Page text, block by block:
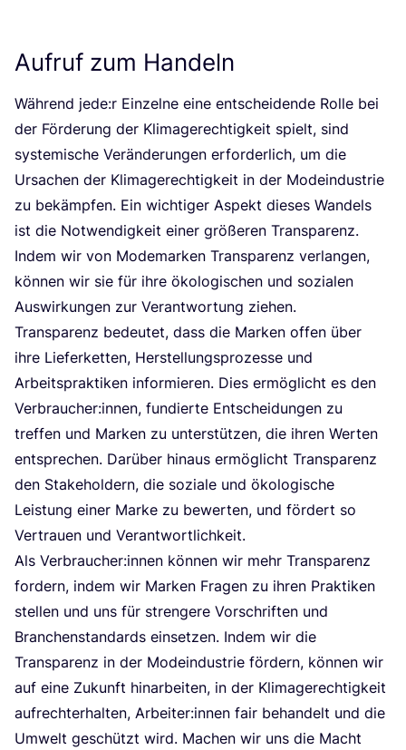
Aufruf zum Handeln
Wäh­rend jede:r Ein­zel­ne eine ent­schei­den­de Rol­le bei
der För­de­rung der Kli­ma­ge­rech­tig­keit spielt, sind
sys­te­mi­sche Ver­än­de­run­gen erfor­der­lich, um die
Ursa­chen der Kli­ma­ge­rech­tig­keit in der Mode­indus­trie
zu bekämp­fen. Ein wich­ti­ger Aspekt die­ses Wan­dels
ist die Not­wen­dig­keit einer grö­ße­ren Trans­pa­renz.
Indem wir von Mode­mar­ken Trans­pa­renz ver­lan­gen,
kön­nen wir sie für ihre öko­lo­gi­schen und sozia­len
Aus­wir­kun­gen zur Ver­ant­wor­tung ziehen.
Trans­pa­renz bedeu­tet, dass die Mar­ken offen über
ihre Lie­fer­ket­ten, Her­stel­lungs­pro­zes­se und
Arbeits­prak­ti­ken infor­mie­ren. Dies ermög­licht es den
Verbraucher:innen, fun­dier­te Ent­schei­dun­gen zu
tref­fen und Mar­ken zu unter­stüt­zen, die ihren Wer­ten
ent­spre­chen. Dar­über hin­aus ermög­licht Trans­pa­renz
den Stake­hol­dern, die sozia­le und öko­lo­gi­sche
Leis­tung einer Mar­ke zu bewer­ten, und för­dert so
Ver­trau­en und Verantwortlichkeit.
Als Verbraucher:innen kön­nen wir mehr Trans­pa­renz
for­dern, indem wir Mar­ken Fra­gen zu ihren Prak­ti­ken
stel­len und uns für stren­ge­re Vor­schrif­ten und
Bran­chen­stan­dards ein­set­zen. Indem wir die
Trans­pa­renz in der Mode­indus­trie för­dern, kön­nen wir
auf eine Zukunft hin­ar­bei­ten, in der Kli­ma­ge­rech­tig­keit
auf­recht­erhal­ten, Arbeiter:innen fair behan­delt und die
Umwelt geschützt wird. Machen wir uns die Macht